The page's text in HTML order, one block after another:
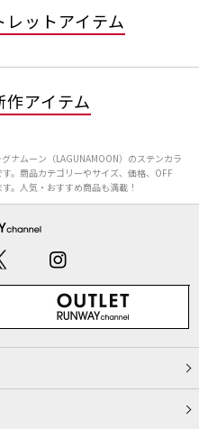
ットアイテム
作アイテム
ナムーン（LAGUNAMOON）のステンカラ
。商品カテゴリーやサイズ、価格、OFF
。人気・おすすめ商品も満載！